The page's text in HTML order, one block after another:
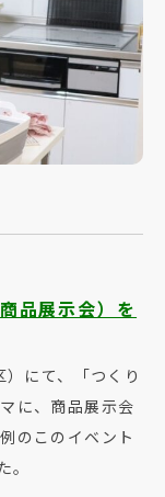
品展示会）を
にて、「つくり
に、商品展示会
のこのイベント